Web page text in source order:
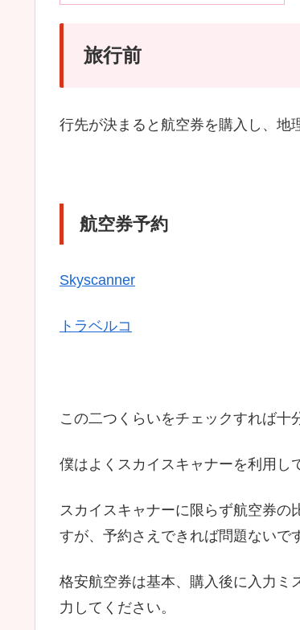
旅行前
行先が決まると航空券を購入し、地
航空券予約
Skyscanner
トラベルコ
この二つくらいをチェックすれば十
僕はよくスカイスキャナーを利用し
スカイスキャナーに限らず航空券の
すが、予約さえできれば問題ないで
格安航空券は基本、購入後に入力ミ
力してください。